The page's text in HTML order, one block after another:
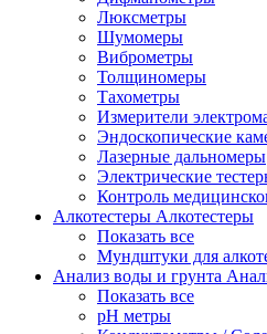
Люксметры
Шумомеры
Виброметры
Толщиномеры
Тахометры
Измерители
Эндоскопические
Лазерные дальномеры
Электрические
Контроль
Алкотестеры Алкотестеры
Показать все
Мундштуки для
Анализ воды и грунта
Показать все
pH метры